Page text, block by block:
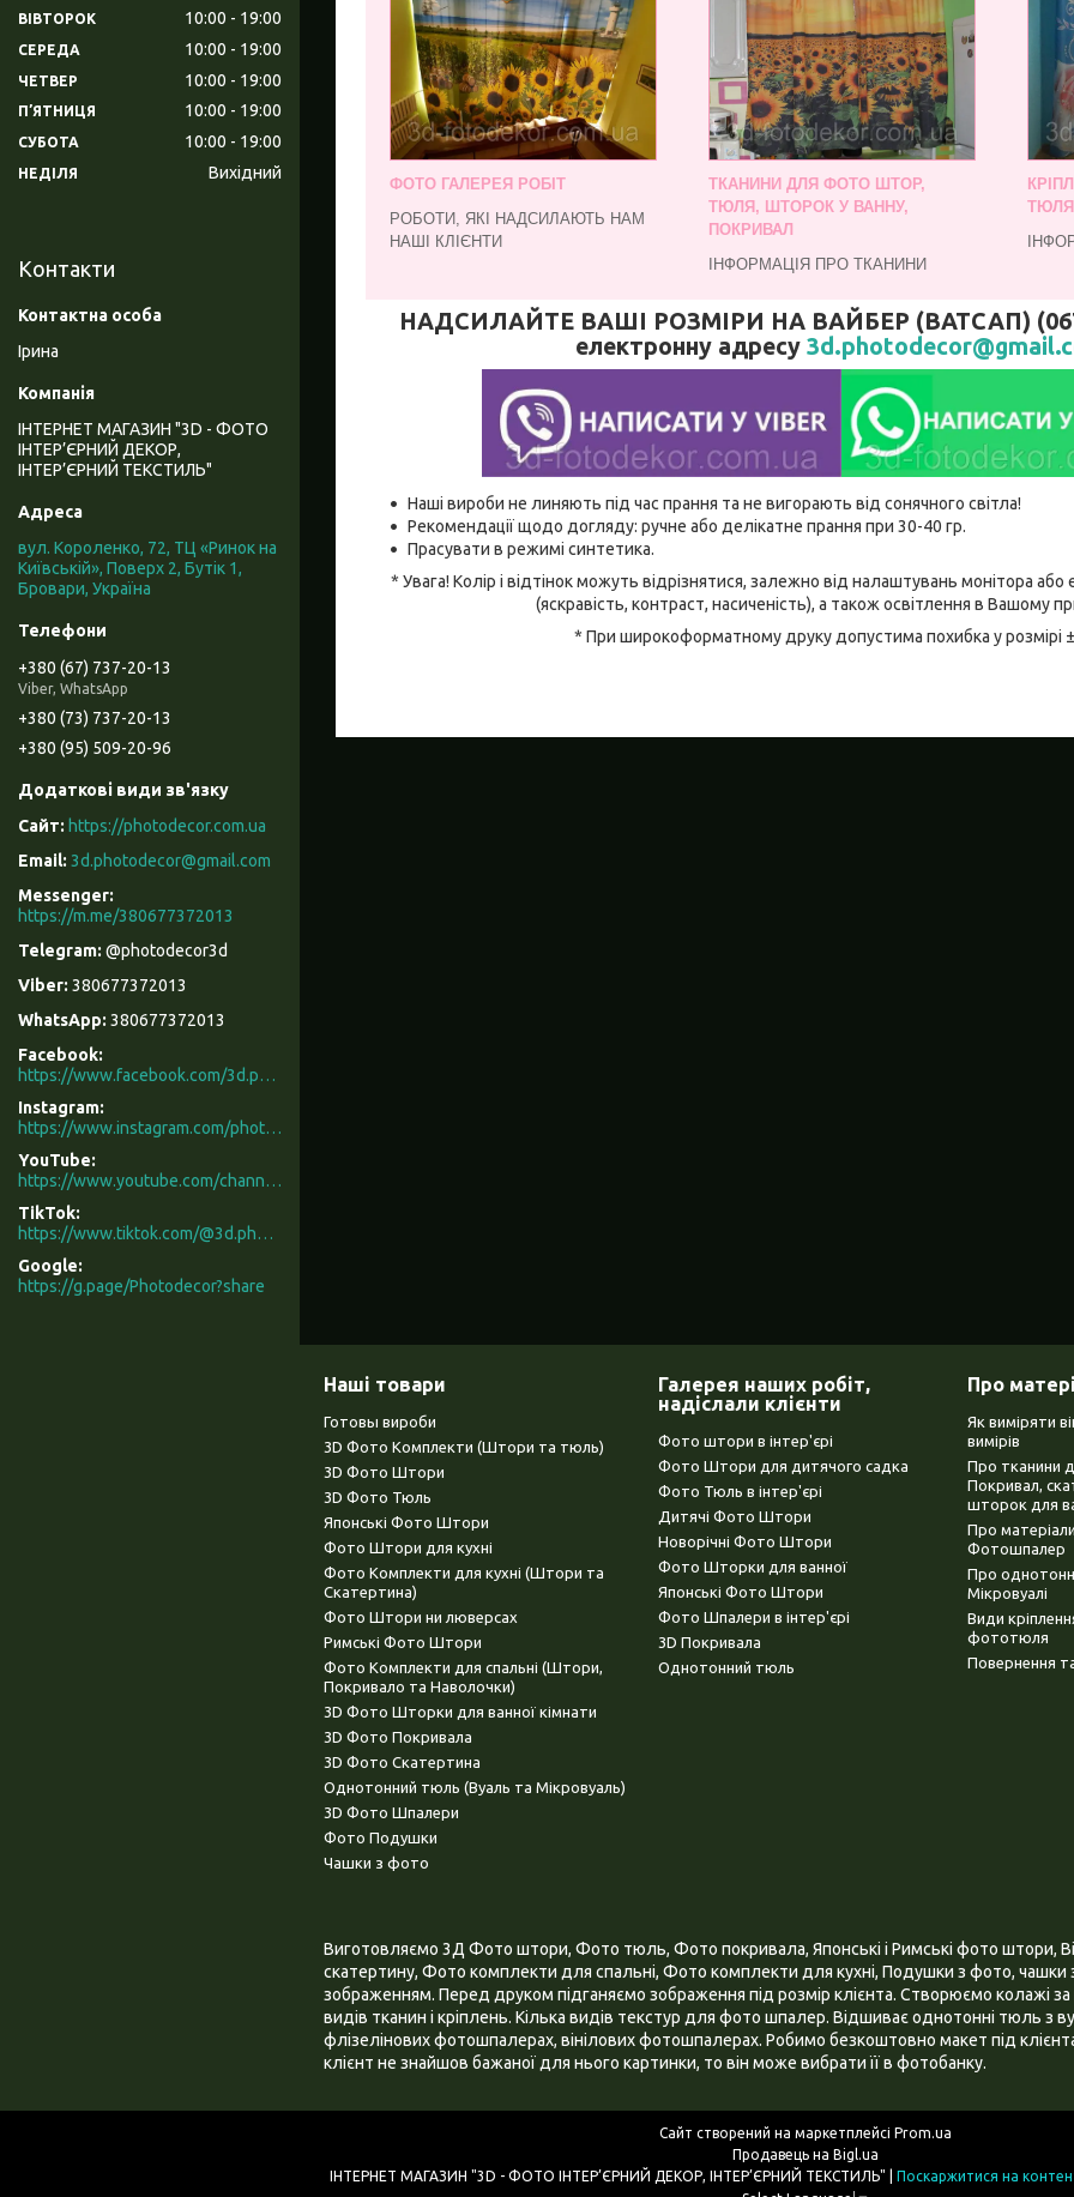
ФОТО ГАЛЕРЕЯ РОБІТ
РОБОТИ, ЯКІ НАДСИЛАЮТЬ НАМ
НАШІ КЛІЄНТИ
ТКАНИНИ ДЛЯ ФОТО ШТОР,
ТЮЛЯ, ШТОРОК У ВАННУ,
ПОКРИВАЛ
ІНФОРМАЦІЯ ПРО ТКАНИНИ
НАДСИЛАЙТЕ ВАШІ РОЗМІРИ НА ВАЙБЕР (ВАТСАП)
електронну адресу
Наші вироби не линяють під час прання та не вигорають від сонячного світла!
Рекомендації щодо догляду: ручне або делікатне прання при 30-40 гр.
Прасувати в режимі синтетика.
* Увага! Колір і відтінок можуть відрізнятися, залежно від налаштувань монітора
(яскравість, контраст, насиченість), а також освітлення в Вашому
* При широкоформатному друку допустима похибка у розмірі
ВІВТОРОК 10:00 19:00
СЕРЕДА 10:00 19:00
ЧЕТВЕР 10:00 19:00
ПʼЯТНИЦЯ 10:00 19:00
СУБОТА 10:00 19:00
НЕДІЛЯ Вихідний
Контакти
Ірина
ІНТЕРНЕТ МАГАЗИН "3D - ФОТО
ІНТЕР’ЄРНИЙ ДЕКОР,
ІНТЕР’ЄРНИЙ ТЕКСТИЛЬ"
вул. Короленко, 72, ТЦ «Ринок на
Київській», Поверх 2, Бутік 1,
Бровари, Україна
+380 (67) 737-20-13
Viber, WhatsApp
+380 (73) 737-20-13
+380 (95) 509-20-96
https://photodecor.com.ua
3d.photodecor@gmail.com
https://m.me/380677372013
@photodecor3d
380677372013
380677372013
Facebook
https://www.facebook.com/3d.photodecor/
Instagram
https://www.instagram.com/photodecor.com.ua/
YouTube
https://www.youtube.com/channel/UCXCUerfqRY1Pw7-IptdbqyA/videos
TikTok
https://www.tiktok.com/@3d.photodecor?is_from_webapp=1&sender_device=pc
Google
https://g.page/Photodecor?share
Наші товари
Готовы вироби
3D Фото Комплекти (Штори та тюль)
3D Фото Штори
3D Фото Тюль
Японські Фото Штори
Фото Штори для кухні
Фото Комплекти для кухні (Штори та
Скатертина)
Фото Штори ни люверсах
Римські Фото Штори
Фото Комплекти для спальні (Штори,
Покривало та Наволочки)
3D Фото Шторки для ванної кімнати
3D Фото Покривала
3D Фото Скатертина
Однотонний тюль (Вуаль та Мікровуаль)
3D Фото Шпалери
Фото Подушки
Чашки з фото
Галерея наших робіт,
надіслали клієнти
Фото штори в інтер'єрі
Фото Штори для дитячого садка
Фото Тюль в інтер'єрі
Дитячі Фото Штори
Новорічні Фото Штори
Фото Шторки для ванної
Японські Фото Штори
Фото Шпалери в інтер'єрі
3D Покривала
Однотонний тюль
Про
Як виміряти
вимірів
Про тканини
Покривал,
шторок для
Про
Фотошпалер
Про
Мікровуалі
Види
фототюля
Повернення
Виготовляємо 3Д Фото штори, Фото тюль, Фото покривала, Японські і Римські фото штори,
скатертину, Фото комплекти для спальні, Фото комплекти для кухні, Подушки з фото, чашки
зображенням. Перед друком підганяємо зображення під розмір клієнта. Створюємо колажі
видів тканин і кріплень. Кілька видів текстур для фото шпалер. Відшиває однотонні тюль з
флізелінових фотошпалерах, вінілових фотошпалерах. Робимо безкоштовно макет під
клієнт не знайшов бажаної для нього картинки, то він може вибрати її в фотобанку.
Сайт створений на маркетплейсі Prom.ua
Продавець на Bigl.ua
Поскаржитися на